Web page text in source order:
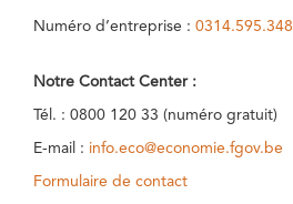
Numéro d’entreprise : 0314.595.348
Notre Contact Center :
Tél. : 0800 120 33 (numéro gratuit)
E-mail : info.eco@economie.fgov.be
Formulaire de contact